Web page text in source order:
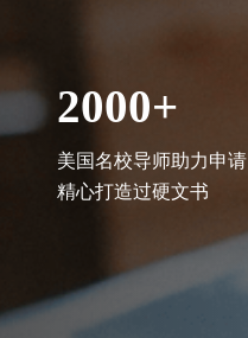
2000+
美国名校导师助力申请
精心打造过硬文书